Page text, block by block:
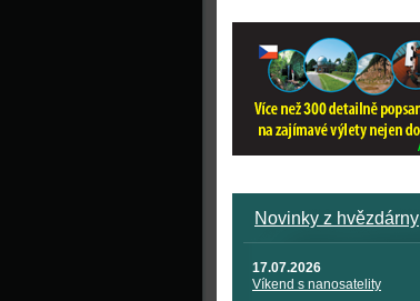
Novinky z hvězdárny
17.07.2026
Víkend s nanosatelity